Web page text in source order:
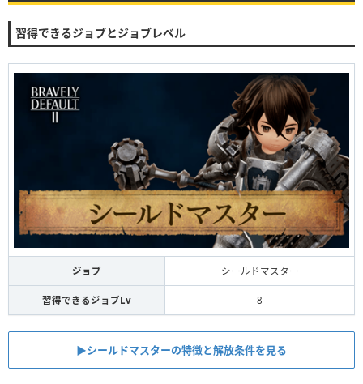
習得できるジョブとジョブレベル
ジョブ シールドマスター
習得できるジョブLv 8
▶︎シールドマスターの特徴と解放条件を見る